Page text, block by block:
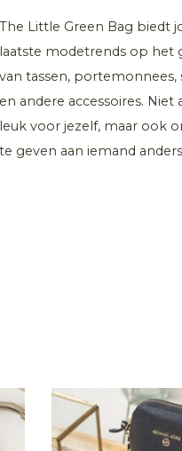
The Little Green Bag biedt
laatste modetrends op het
van tassen, portemonnees,
en andere accessoires. Niet
leuk voor jezelf, maar ook
te geven aan iemand